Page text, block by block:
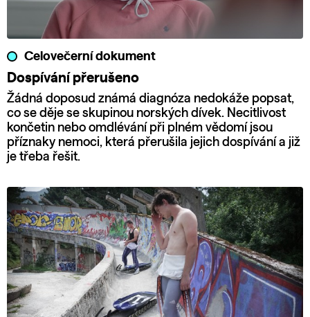
Celovečerní dokument
Dospívání přerušeno
Žádná doposud známá diagnóza nedokáže popsat,
co se děje se skupinou norských dívek. Necitlivost
končetin nebo omdlévání při plném vědomí jsou
příznaky nemoci, která přerušila jejich dospívání a již
je třeba řešit.